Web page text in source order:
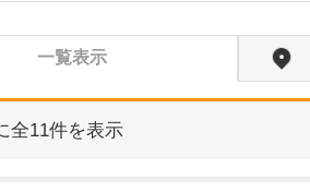
一覧表示
全11件を表示